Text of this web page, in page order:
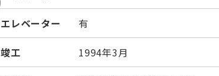
エレベーター 有
竣工 1994年3月